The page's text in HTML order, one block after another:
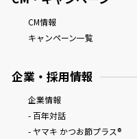
CM情報
キャンペーン一覧
企業・採用情報
企業情報
- 百年対話
- ヤマキ かつお節プラス®